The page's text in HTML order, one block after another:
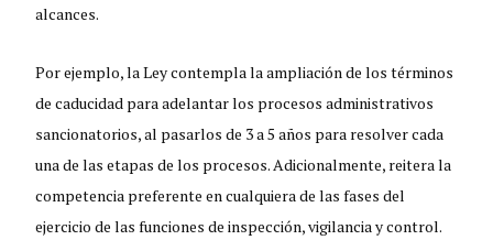
alcances.
Por ejemplo, la Ley contempla la ampliación de los términos
de caducidad para adelantar los procesos administrativos
sancionatorios, al pasarlos de 3 a 5 años para resolver cada
una de las etapas de los procesos. Adicionalmente, reitera la
competencia preferente en cualquiera de las fases del
ejercicio de las funciones de inspección, vigilancia y control.